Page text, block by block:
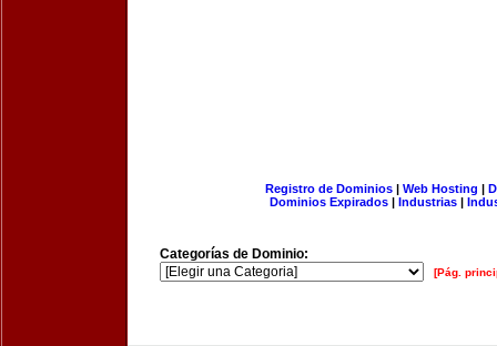
Registro de Dominios| Web Hosting |
Dominios Expirados | Industrias |
Categorías de Dominio:
[Pág.